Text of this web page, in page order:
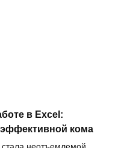
в Excel:
кома